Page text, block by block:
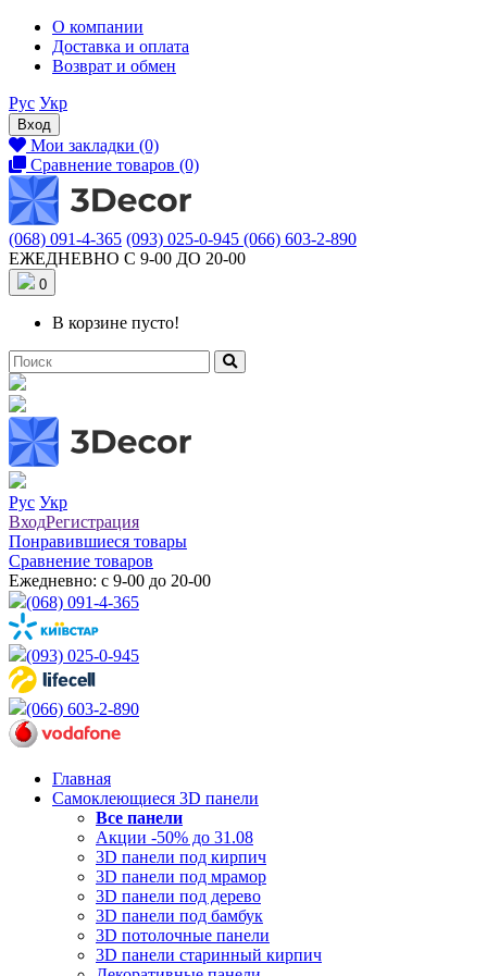
О компании
Доставка и оплата
Возврат и обмен
Рус Укр
Вход
Мои закладки (0)
Сравнение товаров (0)
(068) 091-4-365 (093) 025-0-945 (066) 603-2-890
ЕЖЕДНЕВНО С 9-00 ДО 20-00
0
В корзине пусто!
Рус Укр
ВходРегистрация
Понравившиеся товары
Сравнение товаров
Ежедневно: с 9-00 до 20-00
(068) 091-4-365
(093) 025-0-945
(066) 603-2-890
Главная
Самоклеющиеся 3D панели
Все панели
Акции -50% до 31.08
3D панели под кирпич
3D панели под мрамор
3D панели под дерево
3D панели под бамбук
3D потолочные панели
3D панели старинный кирпич